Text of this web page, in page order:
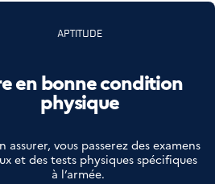
en bonne condition
physique
APTITUDE
assurer, vous passerez des examens
et des tests physiques spécifiques
à l’armée.